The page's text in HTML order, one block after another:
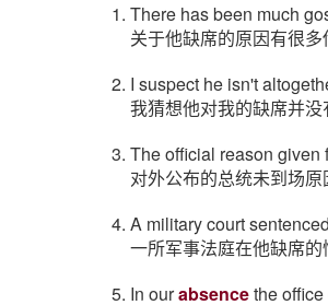
1. There has been much
关于他缺席的原因有很多
2. I suspect he isn't
我猜想他对我的缺席并没
3. The official reason given
对外公布的总统未到场原
4. A military court
一所军事法庭在他缺席的
5. In ourabsencethe